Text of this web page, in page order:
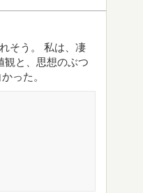
そう。 私は、凄
観と、思想のぶつ
った。